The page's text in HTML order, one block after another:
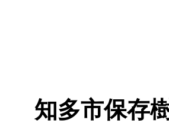
多市保存樹